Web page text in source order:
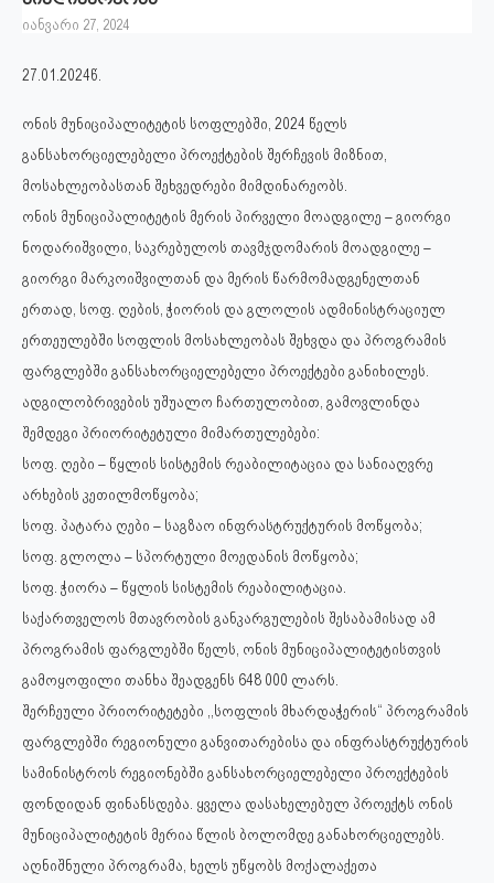
იანვარი 27, 2024
27.01.2024წ.
ონის მუნიციპალიტეტის სოფლებში, 2024 წელს
განსახორციელებელი პროექტების შერჩევის მიზნით,
მოსახლეობასთან შეხვედრები მიმდინარეობს.
ონის მუნიციპალიტეტის მერის პირველი მოადგილე – გიორგი
ნოდარიშვილი, საკრებულოს თავმჯდომარის მოადგილე –
გიორგი მარკოიშვილთან და მერის წარმომადგენელთან
ერთად, სოფ. ღების, ჭიორის და გლოლის ადმინისტრაციულ
ერთეულებში სოფლის მოსახლეობას შეხვდა და პროგრამის
ფარგლებში განსახორციელებელი პროექტები განიხილეს.
ადგილობრივების უშუალო ჩართულობით, გამოვლინდა
შემდეგი პრიორიტეტული მიმართულებები:
სოფ. ღები – წყლის სისტემის რეაბილიტაცია და სანიაღვრე
არხების კეთილმოწყობა;
სოფ. პატარა ღები – საგზაო ინფრასტრუქტურის მოწყობა;
სოფ. გლოლა – სპორტული მოედანის მოწყობა;
სოფ. ჭიორა – წყლის სისტემის რეაბილიტაცია.
საქართველოს მთავრობის განკარგულების შესაბამისად ამ
პროგრამის ფარგლებში წელს, ონის მუნიციპალიტეტისთვის
გამოყოფილი თანხა შეადგენს 648 000 ლარს.
შერჩეული პრიორიტეტები ,,სოფლის მხარდაჭერის“ პროგრამის
ფარგლებში რეგიონული განვითარებისა და ინფრასტრუქტურის
სამინისტროს რეგიონებში განსახორციელებელი პროექტების
ფონდიდან ფინანსდება. ყველა დასახელებულ პროექტს ონის
მუნიციპალიტეტის მერია წლის ბოლომდე განახორციელებს.
აღნიშნული პროგრამა, ხელს უწყობს მოქალაქეთა